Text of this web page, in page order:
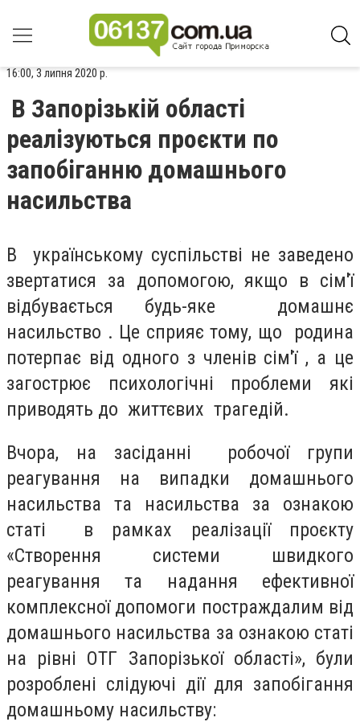
16:00, 3 липня 2020 р.
В Запорізькій області
реалізуються проєкти по
запобіганню домашнього
насильства
В українському суспільстві не заведено
звертатися за допомогою, якщо в сім'ї
відбувається будь-яке домашнє
насильство . Це сприяє тому, що родина
потерпає від одного з членів сім'ї , а це
загострює психологічні проблеми які
приводять до життєвих трагедій.
Вчора, на засіданні робочої групи
реагування на випадки домашнього
насильства та насильства за ознакою
статі в рамках реалізації проєкту
«Створення системи швидкого
реагування та надання ефективної
комплексної допомоги постраждалим від
домашнього насильства за ознакою статі
на рівні ОТГ Запорізької області», були
розроблені слідуючі дії для запобігання
домашньому насильству: